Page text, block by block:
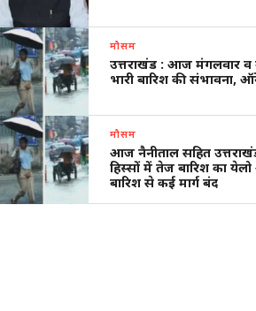
मौसम
उत्तराखंड : आज मंगलवार व
भारी बारिश की संभावना,
मौसम
आज नैनीताल सहित
हिस्सों में तेज बारिश का येलो
बारिश से कई मार्ग बंद